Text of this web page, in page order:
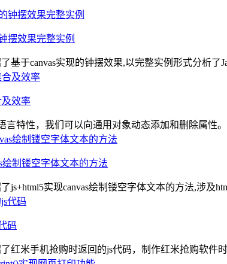
摆效果完整实例
基于canvas实现的钟摆效果,以完整实例形式分析了
及效率
言特性，我们可以向通用对象动态添加和删除属性
绘制镂空字体文本的方法
js+html5实现canvas绘制镂空字体文本的方法,涉及
码
红米手机抢购时返回的js代码，制作红米抢购软件